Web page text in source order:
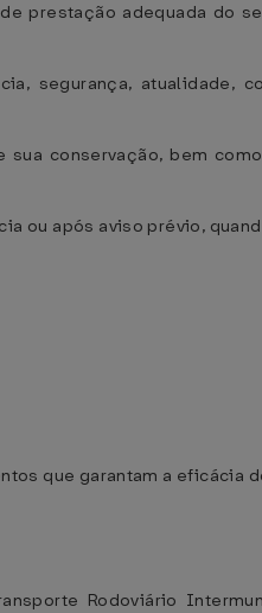
prestação adequada do
segurança, atualidade,
conservação, bem
ou após aviso prévio,
que garantam a eficácia
Rodoviário